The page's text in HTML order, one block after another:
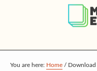
p
t
p
t
p
t
You are here: Home / Download